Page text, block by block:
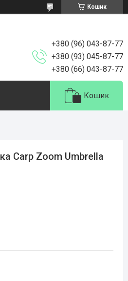
Кошик
+380 (96) 043-87-77
+380 (93) 045-87-77
+380 (66) 043-87-77
Кошик
Carp Zoom Umbrella